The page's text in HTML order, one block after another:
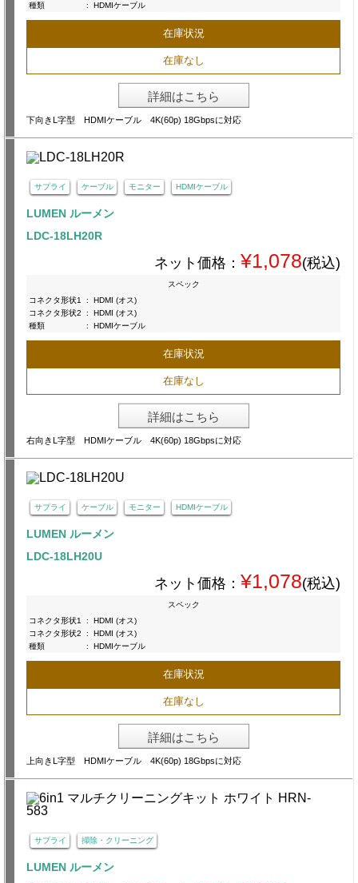
種類
: HDMIケーブル
在庫状況
在庫なし
詳細はこちら
下向きL字型 HDMIケーブル 4K(60p) 18Gbpsに対応
サプライ ケーブル モニター HDMIケーブル
LUMEN ルーメン
LDC-18LH20R
ネット価格： ¥1,078(税込)
スペック
コネクタ形状1
:
HDMI (オス)
コネクタ形状2
:
HDMI (オス)
種類
: HDMIケーブル
在庫状況
在庫なし
詳細はこちら
右向きL字型 HDMIケーブル 4K(60p) 18Gbpsに対応
サプライ ケーブル モニター HDMIケーブル
LUMEN ルーメン
LDC-18LH20U
ネット価格： ¥1,078(税込)
スペック
コネクタ形状1
:
HDMI (オス)
コネクタ形状2
:
HDMI (オス)
種類
: HDMIケーブル
在庫状況
在庫なし
詳細はこちら
上向きL字型 HDMIケーブル 4K(60p) 18Gbpsに対応
サプライ 掃除・クリーニング
LUMEN ルーメン